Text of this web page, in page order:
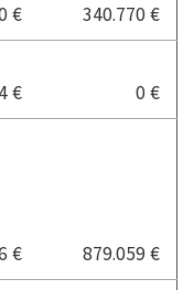
€ 340.770 €
€ 0 €
€ 879.059 €